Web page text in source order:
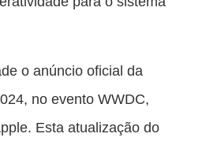
o anúncio oficial da
no evento WWDC,
Esta atualização do